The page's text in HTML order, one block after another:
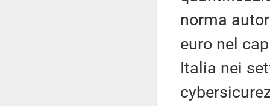
norma
euro nel
Italia nei